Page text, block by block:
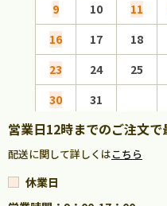
9
10 11
16
17 18
23
24 25
30
31
営業日12時までのご注文で
配送に関して詳しくはこちら
休業日